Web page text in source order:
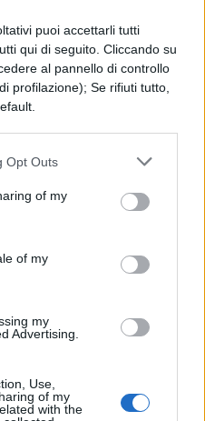
puoi accettarli tutti
qui di seguito. Cliccando su
al pannello di controllo
profilazione); Se rifiuti tutto,
Opt Outs
of my
of my
my
Advertising.
Use,
of my
with the
destino in miseria
la pace ai casi
sia un termine alle
vi sia un termine
il volto orrendo della
= dellasino),
miei (cari),
sono, e se un dio
concesso di